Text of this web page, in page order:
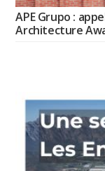
APE Grupo :
Architecture